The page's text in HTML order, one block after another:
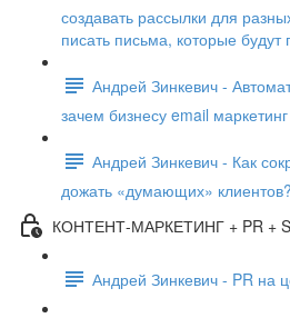
создавать рассылки для
писать письма, которые будут
Андрей Зинкевич -
зачем бизнесу email маркетинг
Андрей Зинкевич - Как
дожать «думающих» клиентов?
КОНТЕНТ-МАРКЕТИНГ + PR +
Андрей Зинкевич - PR на